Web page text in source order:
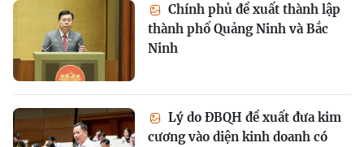
Chính phủ đề xuất thành lập
thành phố Quảng Ninh và Bắc
Ninh
Lý do ĐBQH đề xuất đưa kim
cương vào diện kinh doanh có